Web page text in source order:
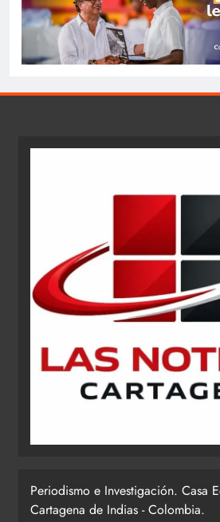
Periodismo e Investigación. Casa
Cartagena de Indias - Colombia.